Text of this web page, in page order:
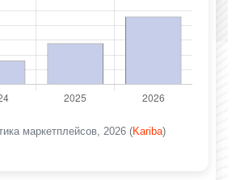
маркетплейсов, 2026 (Kariba)